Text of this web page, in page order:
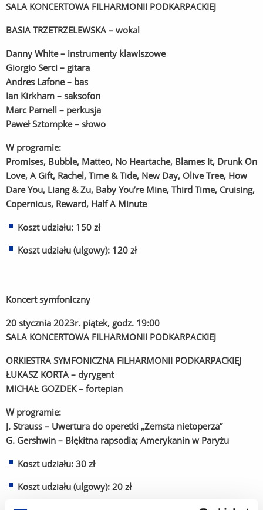
SALA KONCERTOWA FILHARMONII PODKARPACKIEJ
BASIA TRZETRZELEWSKA – wokal
Danny White – instrumenty klawiszowe
Giorgio Serci – gitara
Andres Lafone – bas
Ian Kirkham – saksofon
Marc Parnell – perkusja
Paweł Sztompke – słowo
W programie:
Promises, Bubble, Matteo, No Heartache, Blames It, Drunk On
Love, A Gift, Rachel, Time & Tide, New Day, Olive Tree, How
Dare You, Liang & Zu, Baby You’re Mine, Third Time, Cruising,
Copernicus, Reward, Half A Minute
Koszt udziału: 150 zł
Koszt udziału (ulgowy): 120 zł
Koncert symfoniczny
20 stycznia 2023r. piątek, godz. 19:00
SALA KONCERTOWA FILHARMONII PODKARPACKIEJ
ORKIESTRA SYMFONICZNA FILHARMONII PODKARPACKIEJ
ŁUKASZ KORTA – dyrygent
MICHAŁ GOZDEK – fortepian
W programie:
J. Strauss – Uwertura do operetki „Zemsta nietoperza”
G. Gershwin – Błękitna rapsodia; Amerykanin w Paryżu
Koszt udziału: 30 zł
Koszt udziału (ulgowy): 20 zł